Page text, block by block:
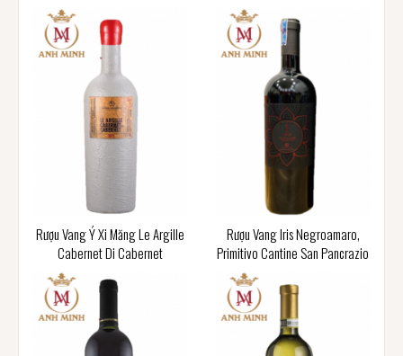
Rượu Vang Ý Xi Măng Le Argille
Cabernet Di Cabernet
Rượu Vang Iris Negroamaro,
Primitivo Cantine San Pancrazio